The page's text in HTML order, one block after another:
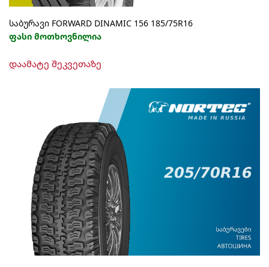
საბურავი FORWARD DINAMIC 156 185/75R16
ფასი მოთხოვნილია
დაამატე შეკვეთაზე